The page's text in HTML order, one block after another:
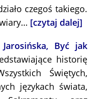
czegoś takiego.
[czytaj dalej]
Jarosińska, Być jak
historię
Świętych,
językach świata,